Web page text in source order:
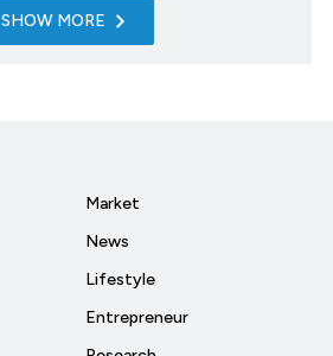
SHOW MORE
Market
News
Lifestyle
Entrepreneur